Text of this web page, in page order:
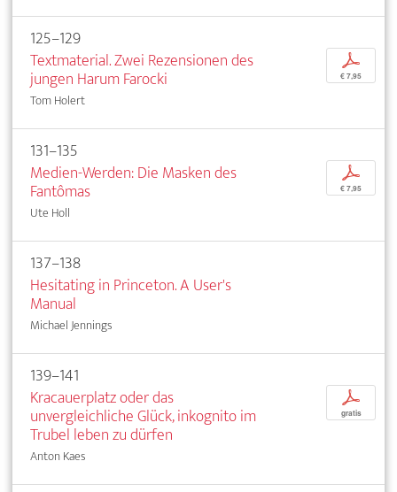
125–129
Textmaterial. Zwei Rezensionen des
jungen Harum Farocki
Tom Holert
p
€ 7,95
131–135
Medien-Werden: Die Masken des
Fantômas
Ute Holl
p
€ 7,95
137–138
Hesitating in Princeton. A User's
Manual
Michael Jennings
139–141
Kracauerplatz oder das
unvergleichliche Glück, inkognito im
Trubel leben zu dürfen
Anton Kaes
p
gratis